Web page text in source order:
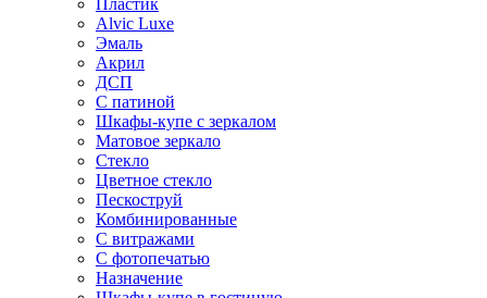
Пластик
Alvic Luxe
Эмаль
Акрил
ДСП
С патиной
Шкафы-купе с зеркалом
Матовое зеркало
Стекло
Цветное стекло
Пескоструй
Комбинированные
С витражами
С фотопечатью
Назначение